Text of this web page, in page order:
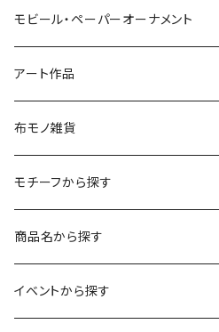
切り絵グリーティングカード
LED用ペーパーシェード
ポストカード
モビール・ペーパーオーナメント
モビール
ペーパーオーナメント
アート作品
ポスター
kuusou-kitte（空想切手・フレーム付
レギュラーサイズ
コンパクトサイズ
イラスト（フレーム付）
サイン付イラスト（フレーム付）
布モノ雑貨
ファブリックポスター
ガーゼスカーフ
てぬぐい
モチーフから探す
キャンプ - CAMPING
サーカス- CIRCUS
商品名から探す
kirie-deco
イベントから探す